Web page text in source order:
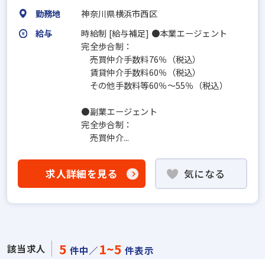
勤務地
神奈川県横浜市西区
給与
時給制 [給与補足] ●本業エージェント
完全歩合制：
売買仲介手数料76％（税込）
賃貸仲介手数料60％（税込）
その他手数料等60％～55％（税込）
●副業エージェント
完全歩合制：
売買仲介...
求人詳細を見る 気になる
該当求人 5 件中／1~5 件表示